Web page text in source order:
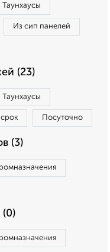
Таунхаусы
Из сип панелей
(23)
Таунхаусы
Посуточно
(3)
(0)